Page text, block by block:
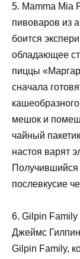
5. Mamma Mia
пивоваров из
боится
обладающее
пиццы
сначала
мешок и
чайный
настоя варят
Получившийся
послевкусие
6. Gilpin Family
Джеймс Гилпин
Gilpin Family,